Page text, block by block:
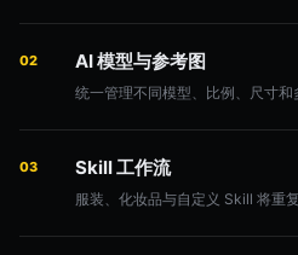
02 AI 模型与参考图
统一管理不同模型、比例、尺寸和
03 Skill 工作流
服装、化妆品与自定义 Skill 将重